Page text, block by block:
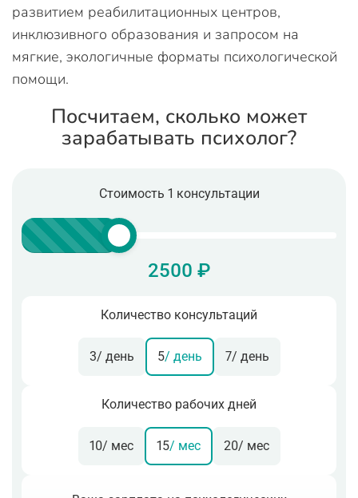
развитием реабилитационных центров,
инклюзивного образования и запросом на
мягкие, экологичные форматы психологической
помощи.
Посчитаем, сколько может
зарабатывать психолог?
Стоимость 1 консультации
2500 ₽
Количество консультаций
3/ день 5/ день 7/ день
Количество рабочих дней
10/ мес 15/ мес 20/ мес